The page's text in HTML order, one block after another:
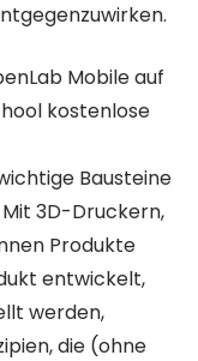
Mobile auf
kostenlose
Bausteine
3D-Druckern,
Produkte
entwickelt,
werden,
die (ohne